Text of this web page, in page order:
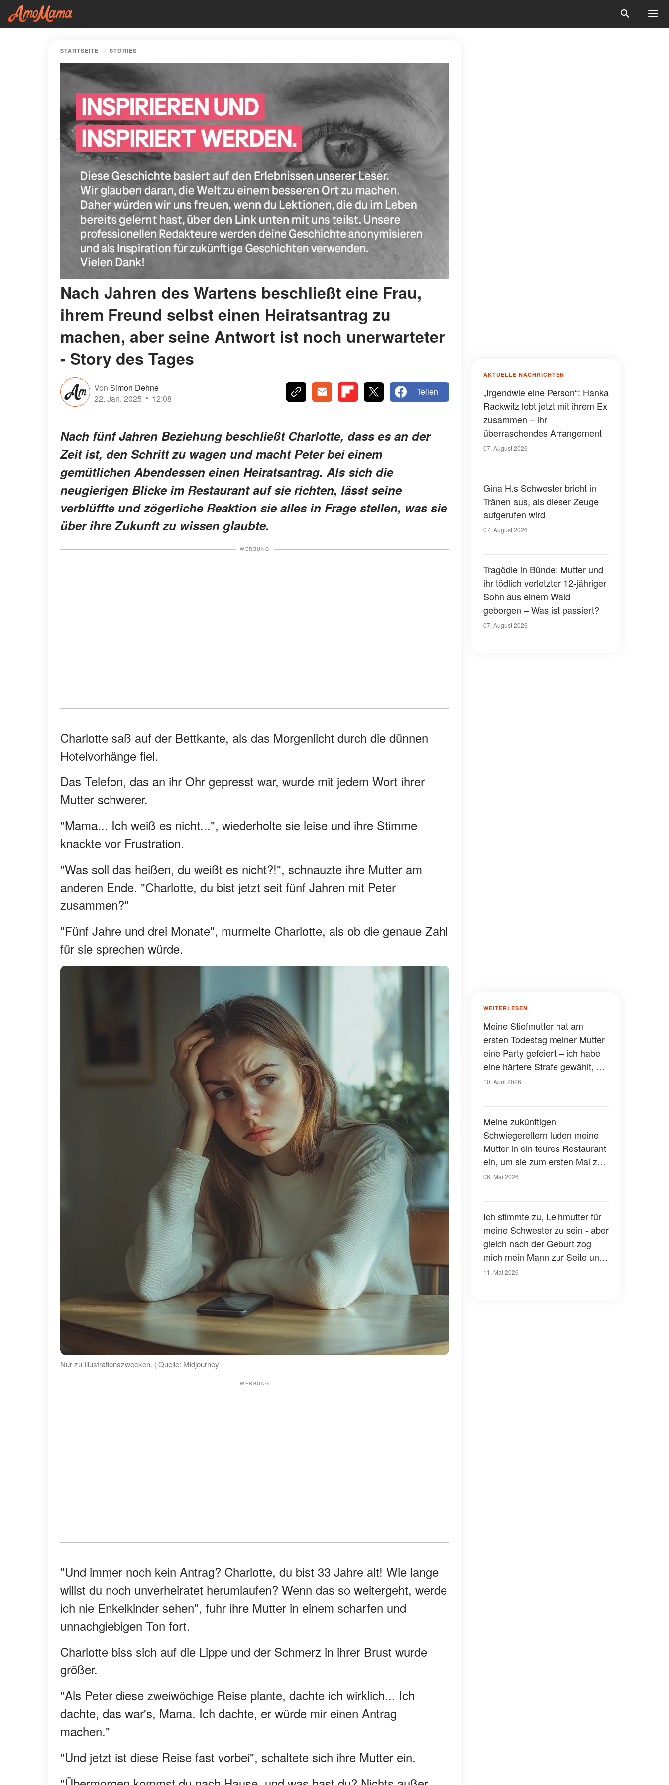
STARTSEITE STORIES
Nach Jahren des Wartens beschließt eine Frau,
ihrem Freund selbst einen Heiratsantrag zu
machen, aber seine Antwort ist noch unerwarteter
- Story des Tages
Von Simon Dehne
22. Jan. 2025
12:08
Teilen
Nach fünf Jahren Beziehung beschließt Charlotte, dass es an der
Zeit ist, den Schritt zu wagen und macht Peter bei einem
gemütlichen Abendessen einen Heiratsantrag. Als sich die
neugierigen Blicke im Restaurant auf sie richten, lässt seine
verblüffte und zögerliche Reaktion sie alles in Frage stellen, was sie
über ihre Zukunft zu wissen glaubte.
WERBUNG
Charlotte saß auf der Bettkante, als das Morgenlicht durch die dünnen
Hotelvorhänge fiel.
Das Telefon, das an ihr Ohr gepresst war, wurde mit jedem Wort ihrer
Mutter schwerer.
"Mama... Ich weiß es nicht...", wiederholte sie leise und ihre Stimme
knackte vor Frustration.
"Was soll das heißen, du weißt es nicht?!", schnauzte ihre Mutter am
anderen Ende. "Charlotte, du bist jetzt seit fünf Jahren mit Peter
zusammen?"
"Fünf Jahre und drei Monate", murmelte Charlotte, als ob die genaue Zahl
für sie sprechen würde.
Nur zu Illustrationszwecken. | Quelle: Midjourney
WERBUNG
"Und immer noch kein Antrag? Charlotte, du bist 33 Jahre alt! Wie lange
willst du noch unverheiratet herumlaufen? Wenn das so weitergeht, werde
ich nie Enkelkinder sehen", fuhr ihre Mutter in einem scharfen und
unnachgiebigen Ton fort.
Charlotte biss sich auf die Lippe und der Schmerz in ihrer Brust wurde
größer.
"Als Peter diese zweiwöchige Reise plante, dachte ich wirklich... Ich
dachte, das war's, Mama. Ich dachte, er würde mir einen Antrag
machen."
"Und jetzt ist diese Reise fast vorbei", schaltete sich ihre Mutter ein.
AKTUELLE NACHRICHTEN
„Irgendwie eine Person“: Hanka
Rackwitz lebt jetzt mit ihrem Ex
zusammen – ihr
überraschendes Arrangement
07. August 2026
Gina H.s Schwester bricht in
Tränen aus, als dieser Zeuge
aufgerufen wird
07. August 2026
Tragödie in Bünde: Mutter und
ihr tödlich verletzter 12-jähriger
Sohn aus einem Wald
geborgen – Was ist passiert?
07. August 2026
WEITERLESEN
Meine Stiefmutter hat am
ersten Todestag meiner Mutter
eine Party gefeiert – ich habe
eine härtere Strafe gewählt, als
die Polizei zu rufen
10. April 2026
Meine zukünftigen
Schwiegereltern luden meine
Mutter in ein teures Restaurant
ein, um sie zum ersten Mal zu
treffen - und ließen sie dann
die süßeste Rache
06. Mai 2026
Ich stimmte zu, Leihmutter für
meine Schwester zu sein - aber
gleich nach der Geburt zog
mich mein Mann zur Seite und
sagte: "Bitte gib ihr das Baby
11. Mai 2026